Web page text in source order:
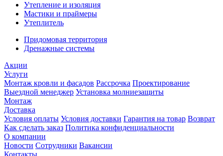
Утепление и изоляция
Мастики и праймеры
Утеплитель
Придомовая территория
Дренажные системы
Акции
Услуги
Монтаж кровли и фасадов Рассрочка Проектирование
Выездной менеджер Установка молниезащиты
Монтаж
Доставка
Условия оплаты Условия доставки Гарантия на товар Возврат
Как сделать заказ Политика конфиденциальности
О компании
Новости Сотрудники Вакансии
Контакты